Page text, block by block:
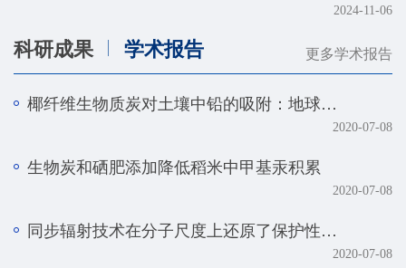
2024-11-06
科研成果 学术报告 更多学术报告
椰纤维生物质炭对土壤中铅的吸附：地球化学和光谱学研究
2020-07-08
生物炭和硒肥添加降低稻米中甲基汞积累
2020-07-08
同步辐射技术在分子尺度上还原了保护性耕作土壤磷元素的真实赋存形态
2020-07-08